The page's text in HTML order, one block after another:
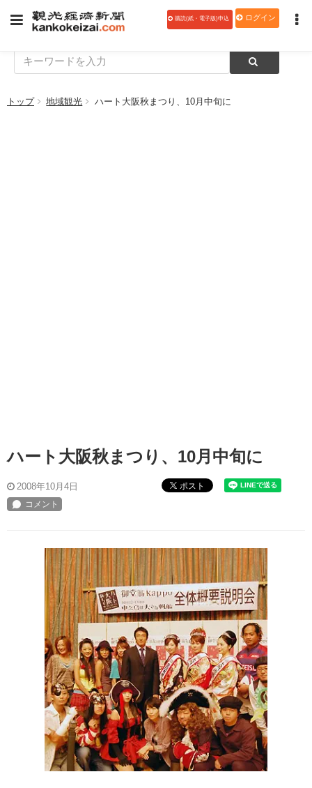
購読(紙・電子版)申込 ログイン
トップ 地域観光 ハート大阪秋まつり、10月中旬に
ハート大阪秋まつり、10月中旬に
2008年10月4日 ポスト